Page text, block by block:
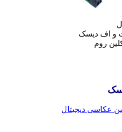
و اف دیسک
روم
عکاسی دیجیتال